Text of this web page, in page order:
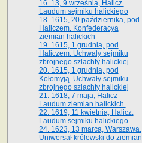
16. 13, 9 września, Halicz.
Laudum sejmiku halickiego
18. 1615, 20 października, pod
Haliczem. Konfederacya
ziemian halickich
19. 1615, 1 grudnia, pod
Haliczem. Uchwały sejmiku
zbrojnego szlachty halickiej
20. 1615, 1 grudnia, pod
Kołomyją. Uchwały sejmiku
zbrojnego szlachty halickiej
21. 1618, 7 maja, Halicz
Laudum ziemian halickich.
22. 1619, 11 kwietnia, Halicz.
Laudum sejmiku halickiego
24. 1623, 13 marca, Warszawa.
Uniwersał królewski do ziemian